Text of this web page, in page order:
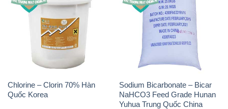
Chlorine – Clorin 70% Hàn
Quốc Korea
Sodium Bicarbonate – Bicar
NaHCO3 Feed Grade Hunan
Yuhua Trung Quốc China